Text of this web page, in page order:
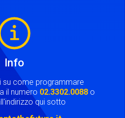
Info
su come programmare
il numero 02.3302.0088 o
qui sotto